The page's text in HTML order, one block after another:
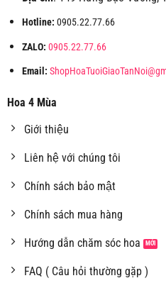
Hotline: 0905.22.77.66
ZALO: 0905.22.77.66
Email:
Hoa 4 Mùa
Giới thiệu
Liên hệ với chúng tôi
Chính sách bảo mật
Chính sách mua hàng
Hướng dẫn chăm sóc hoa
FAQ ( Câu hỏi thường gặp )